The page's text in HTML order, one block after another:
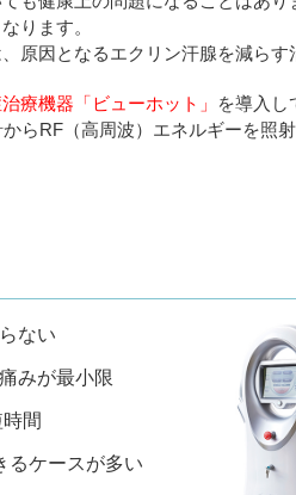
ります。
原因となるエクリン汗腺を減らす
療機器「ビューホット」
を導入し
らRF（高周波）エネルギーを照射
ない
みが最小限
間
るケースが多い